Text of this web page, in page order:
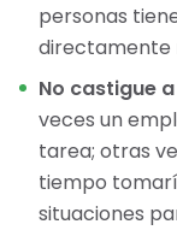
personas
directamente
No castigue
veces un
tarea; otras
tiempo
situaciones